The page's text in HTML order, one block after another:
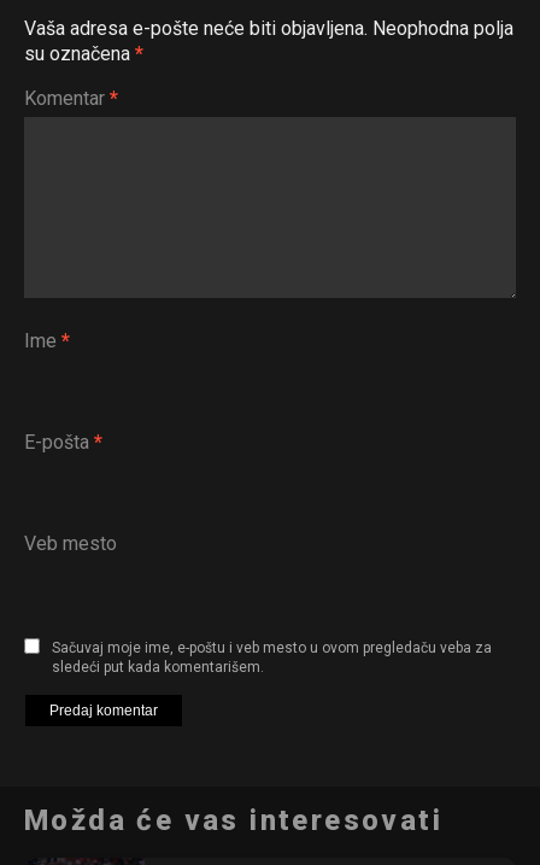
Vaša adresa e-pošte neće biti objavljena. Neophodna polja
su označena *
Komentar *
Ime *
E-pošta *
Veb mesto
Sačuvaj moje ime, e-poštu i veb mesto u ovom pregledaču veba za
sledeći put kada komentarišem.
Možda će vas interesovati